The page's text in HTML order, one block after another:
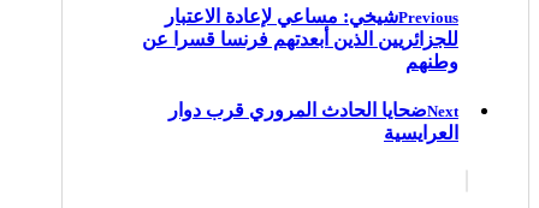
Previousشيخي: مساعي لإعادة الاعتبار
للجزائريين الذين أبعدتهم فرنسا قسرا عن
وطنهم
Nextضحايا الحادث المروري قرب دوار
العرايسية